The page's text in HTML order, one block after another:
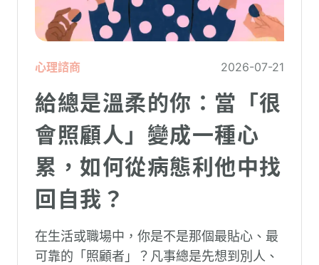
心理諮商 2026-07-21
給總是溫柔的你：當「很
會照顧人」變成一種心
累，如何從病態利他中找
回自我？
在生活或職場中，你是不是那個最貼心、最
可靠的「照顧者」？凡事總是先想到別人、